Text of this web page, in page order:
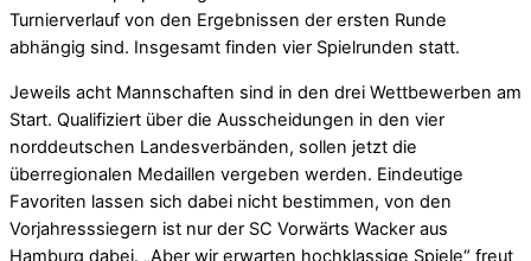
Turnierverlauf von den Ergebnissen der ersten Runde
abhängig sind. Insgesamt finden vier Spielrunden statt.
Jeweils acht Mannschaften sind in den drei Wettbewerben am
Start. Qualifiziert über die Ausscheidungen in den vier
norddeutschen Landesverbänden, sollen jetzt die
überregionalen Medaillen vergeben werden. Eindeutige
Favoriten lassen sich dabei nicht bestimmen, von den
Vorjahresssiegern ist nur der SC Vorwärts Wacker aus
Hamburg dabei. „Aber wir erwarten hochklassige Spiele“ freut